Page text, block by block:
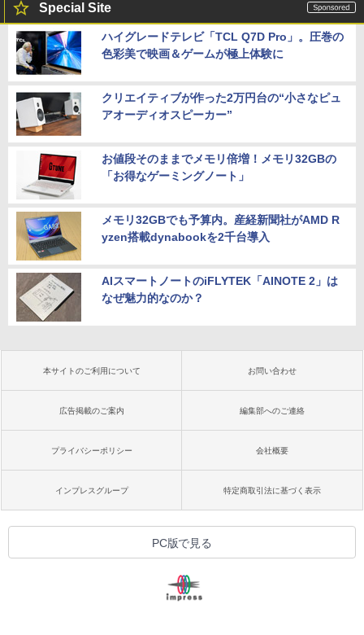
Special Site
ハイグレードテレビ「TCL Q7D Pro」。圧巻の
色彩美で映画＆ゲームが極上体験に
クリエイティブが作った2万円台の“小さなピュ
アオーディオスピーカー”
お値段そのままでメモリ倍増！メモリ32GBの
「お得なゲーミングノート」
メモリ32GBでも予算内。産経新聞社がAMD R
yzen搭載dynabookを2千台導入
AIスマートノートのiFLYTEK「AINOTE 2」は
なぜ魅力的なのか？
本サイトのご利用について お問い合わせ
広告掲載のご案内 編集部へのご連絡
プライバシーポリシー 会社概要
インプレスグループ 特定商取引法に基づく表示
PC版で見る